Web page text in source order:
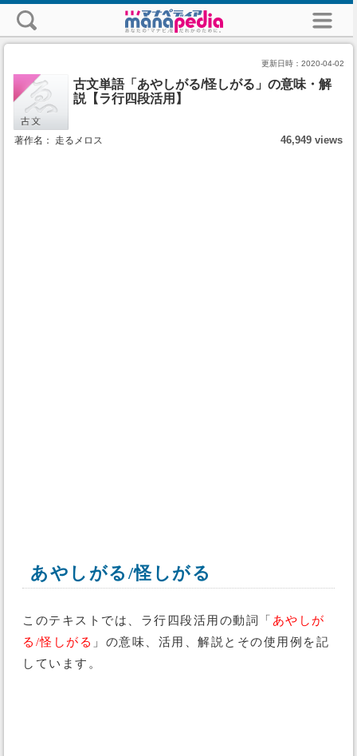
更新日時： 2020-04-02
古文単語「あやしがる/怪しがる」の意味・解
説【ラ行四段活用】
著作名： 走るメロス 46,949 views
あやしがる/怪しがる
このテキストでは、ラ行四段活用の動詞「 あやしが
る/怪しがる 」の意味、活用、解説とその使用例を記
しています。